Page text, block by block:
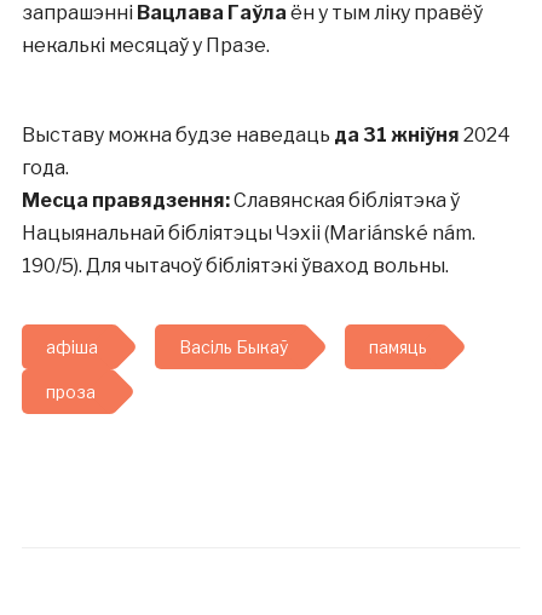
запрашэнні Вацлава Гаўла ён у тым ліку правёў
некалькі месяцаў у Празе.
Выставу можна будзе наведаць да 31 жніўня 2024
года.
Месца правядзення:Славянская бібліятэка ў
Нацыянальнай бібліятэцы Чэхіі (Mariánské nám.
190/5). Для чытачоў бібліятэкі ўваход вольны.
афіша Васіль Быкаў памяць
проза